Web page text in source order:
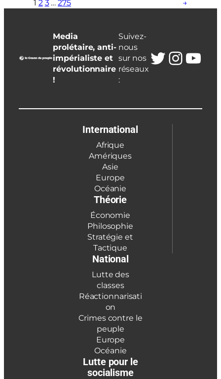
1 2 3 … 275 →
Media
prolétaire, anti-
impérialiste et
révolutionnaire
!
Suivez-
nous
sur nos
réseaux
:
Twitter
International
Afrique
Amériques
Asie
Europe
Océanie
Théorie
Économie
Philosophie
Stratégie et
Tactique
National
Lutte des
classes
Réactionnarisati
on
Crimes contre le
peuple
Europe
Océanie
Lutte pour le
socialisme